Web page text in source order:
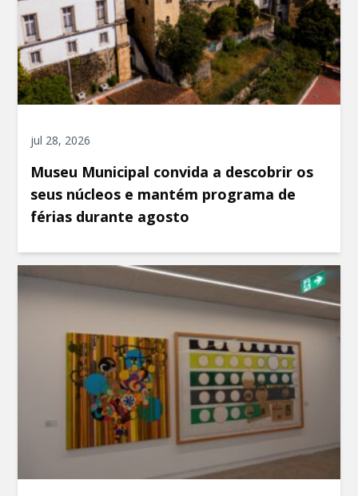
jul 28, 2026
Museu Municipal convida a descobrir os
seus núcleos e mantém programa de
férias durante agosto